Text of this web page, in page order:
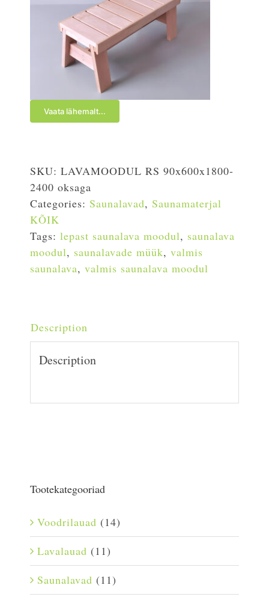
Vaata lähemalt…
SKU: LAVAMOODUL RS 90x600x1800-
2400 oksaga
Categories: Saunalavad, Saunamaterjal
KÕIK
Tags: lepast saunalava moodul, saunalava
moodul, saunalavade müük, valmis
saunalava, valmis saunalava moodul
Description
Description
Tootekategooriad
Voodrilauad (14)
Lavalauad (11)
Saunalavad (11)